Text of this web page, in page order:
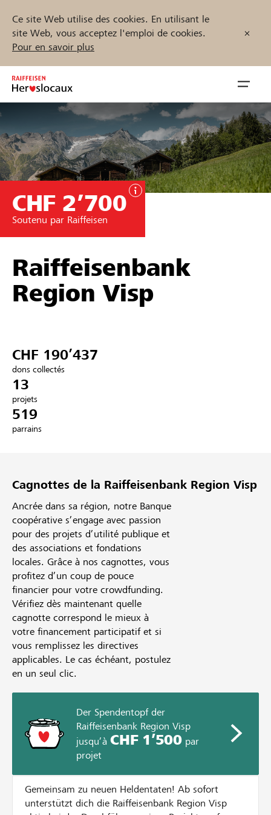
Ce site Web utilise des cookies. En utilisant le
site Web, vous acceptez l'emploi de cookies.
Pour en savoir plus
Inhalt
springen
öffnen
Parrainer
Soutien & assistance
Partenaires / Banques Raiffeisen
Se connecter
S'inscrire
Trouvez des projets et des organisations
Démarrez maintenant
CHF 2’700
Soutenu par Raiffeisen
Raiffeisenbank
Region Visp
CHF 190’437
dons collectés
13
projets
519
parrains
Cagnottes de la Raiffeisenbank Region Visp
Ancrée dans sa région, notre Banque
coopérative s’engage avec passion
pour des projets d’utilité publique et
des associations et fondations
locales. Grâce à nos cagnottes, vous
profitez d’un coup de pouce
financier pour votre crowdfunding.
Vérifiez dès maintenant quelle
cagnotte correspond le mieux à
votre financement participatif et si
vous remplissez les directives
applicables. Le cas échéant, postulez
en un seul clic.
Der Spendentopf der
Raiffeisenbank Region Visp
jusqu’à CHF 1’500par
projet
Gemeinsam zu neuen Heldentaten! Ab sofort
unterstützt dich die Raiffeisenbank Region Visp